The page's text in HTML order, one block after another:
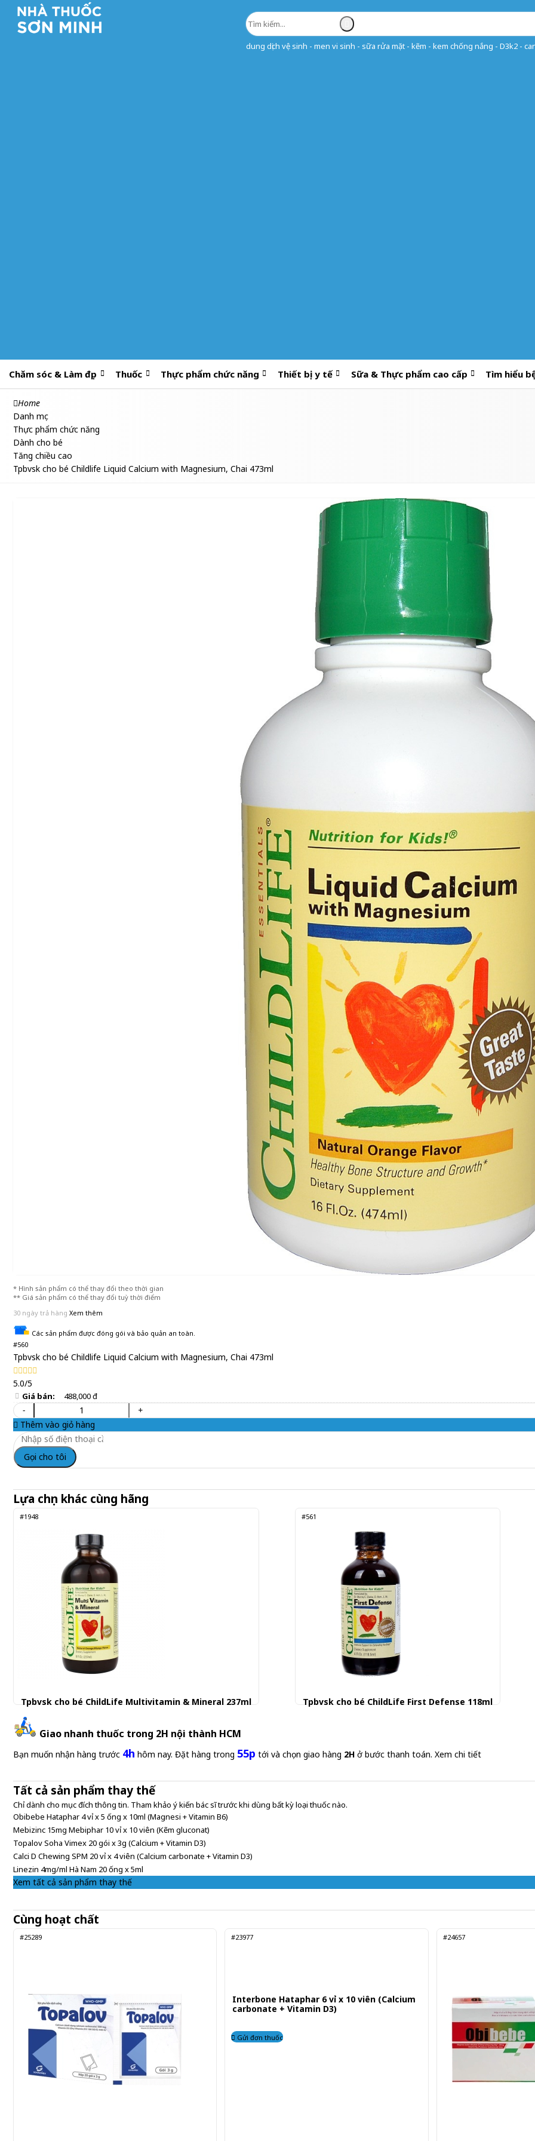
dung dịch vệ sinh - men vi sinh - sữa rửa mặt - kẽm - kem chống nắng - D3k2 -
Chăm sóc & Làm đẹp Thuốc Thực phẩm chức năng Thiết bị y tế Sữa & Thực phẩm cao cấp Tìm hiểu
Home
Danh mục
Thực phẩm chức năng
Dành cho bé
Tăng chiều cao
Tpbvsk cho bé Childlife Liquid Calcium with Magnesium, Chai 473ml
* Hình sản phẩm có thể thay đổi theo thời gian
** Giá sản phẩm có thể thay đổi tuỳ thời điểm
30 ngày trả hàng Xem thêm
Các sản phẩm được đóng gói và bảo quản an toàn.
#560
Tpbvsk cho bé Childlife Liquid Calcium with Magnesium, Chai 473ml
5.0/5
Giá bán: 488,000 đ
-
+
Thêm vào giỏ hàng
Gọi cho tôi
Lựa chọn khác cùng hãng
#1948
Tpbvsk cho bé ChildLife Multivitamin & Mineral 237ml
440.000 đ
#561
Tpbvsk cho bé ChildLife First Defense 118ml
Giao nhanh thuốc trong 2H nội thành HCM
Bạn muốn nhận hàng trước 4h hôm nay. Đặt hàng trong 55p tới và chọn giao hàng 2H ở bước thanh toán. Xem chi tiết
Tất cả sản phẩm thay thế
Chỉ dành cho mục đích thông tin. Tham khảo ý kiến bác sĩ trước khi dùng bất kỳ loại thuốc nào.
Obibebe Hataphar 4 vỉ x 5 ống x 10ml (Magnesi + Vitamin B6)
Mebizinc 15mg Mebiphar 10 vỉ x 10 viên (Kẽm gluconat)
Topalov Soha Vimex 20 gói x 3g (Calcium + Vitamin D3)
Calci D Chewing SPM 20 vỉ x 4 viên (Calcium carbonate + Vitamin D3)
Linezin 4mg/ml Hà Nam 20 ống x 5ml
Xem tất cả sản phẩm thay thế
Cùng hoạt chất
#25289 #23977
Interbone Hataphar 6 vỉ x 10 viên (Calcium
carbonate + Vitamin D3)
Gửi đơn thuốc
#24657